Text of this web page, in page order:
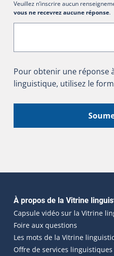
Veuillez n’inscrire aucun
vous ne recevrez aucune réponse.
Pour obtenir une réponse
linguistique, utilisez le
Navigation
À propos de la Vitrine
Capsule vidéo sur la Vitrine
Foire aux questions
Les mots de la Vitrine
Offre de services linguistiques